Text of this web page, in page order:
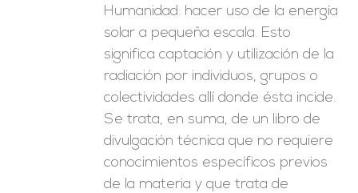
Humanidad: hacer uso de la energía
solar a pequeña escala. Esto
significa captación y utilización de la
radiación por individuos, grupos o
colectividades allí donde ésta incide.
Se trata, en suma, de un libro de
divulgación técnica que no requiere
conocimientos específicos previos
de la materia y que trata de